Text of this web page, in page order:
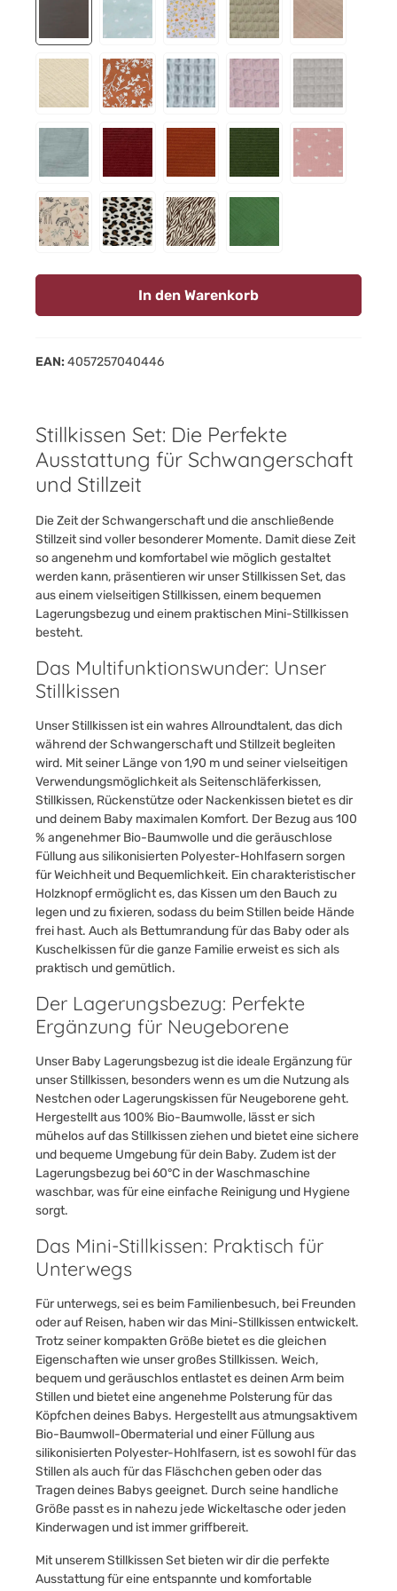
anthrazit Herzen pastellgrünSommerwiese altrosaWaffelmuster taupe
Musselin beigeWildblume rostrotWaffelmuster graublau
Waffelmuster mauve
Waffelmuster
Cord rostorangeCord moosgrünHerzen
Safari beigeJaguarflecken
Zebra
In den Warenkorb
EAN: 4057257040446
Stillkissen Set: Die Perfekte
Ausstattung für Schwangerschaft
und Stillzeit
Die Zeit der Schwangerschaft und die anschließende
Stillzeit sind voller besonderer Momente. Damit diese Zeit
so angenehm und komfortabel wie möglich gestaltet
werden kann, präsentieren wir unser Stillkissen Set, das
aus einem vielseitigen Stillkissen, einem bequemen
Lagerungsbezug und einem praktischen Mini-Stillkissen
besteht.
Das Multifunktionswunder: Unser
Stillkissen
Unser Stillkissen ist ein wahres Allroundtalent, das dich
während der Schwangerschaft und Stillzeit begleiten
wird. Mit seiner Länge von 1,90 m und seiner vielseitigen
Verwendungsmöglichkeit als Seitenschläferkissen,
Stillkissen, Rückenstütze oder Nackenkissen bietet es dir
und deinem Baby maximalen Komfort. Der Bezug aus 100
% angenehmer Bio-Baumwolle und die geräuschlose
Füllung aus silikonisierten Polyester-Hohlfasern sorgen
für Weichheit und Bequemlichkeit. Ein charakteristischer
Holzknopf ermöglicht es, das Kissen um den Bauch zu
legen und zu fixieren, sodass du beim Stillen beide Hände
frei hast. Auch als Bettumrandung für das Baby oder als
Kuschelkissen für die ganze Familie erweist es sich als
praktisch und gemütlich.
Der Lagerungsbezug: Perfekte
Ergänzung für Neugeborene
Unser Baby Lagerungsbezug ist die ideale Ergänzung für
unser Stillkissen, besonders wenn es um die Nutzung als
Nestchen oder Lagerungskissen für Neugeborene geht.
Hergestellt aus 100% Bio-Baumwolle, lässt er sich
mühelos auf das Stillkissen ziehen und bietet eine sichere
und bequeme Umgebung für dein Baby. Zudem ist der
Lagerungsbezug bei 60°C in der Waschmaschine
waschbar, was für eine einfache Reinigung und Hygiene
sorgt.
Das Mini-Stillkissen: Praktisch für
Unterwegs
Für unterwegs, sei es beim Familienbesuch, bei Freunden
oder auf Reisen, haben wir das Mini-Stillkissen entwickelt.
Trotz seiner kompakten Größe bietet es die gleichen
Eigenschaften wie unser großes Stillkissen. Weich,
bequem und geräuschlos entlastet es deinen Arm beim
Stillen und bietet eine angenehme Polsterung für das
Köpfchen deines Babys. Hergestellt aus atmungsaktivem
Bio-Baumwoll-Obermaterial und einer Füllung aus
silikonisierten Polyester-Hohlfasern, ist es sowohl für das
Stillen als auch für das Fläschchen geben oder das
Tragen deines Babys geeignet. Durch seine handliche
Größe passt es in nahezu jede Wickeltasche oder jeden
Kinderwagen und ist immer griffbereit.
Mit unserem Stillkissen Set bieten wir dir die perfekte
Ausstattung für eine entspannte und komfortable